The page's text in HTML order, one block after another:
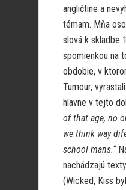
angličtine a
témam. Mňa
slová k skladbe
spomienkou na
obdobie, v
Tumour,
hlavne v tejto
of that age, no
we think way
school mans.“
nachádzajú
(Wicked, Kiss